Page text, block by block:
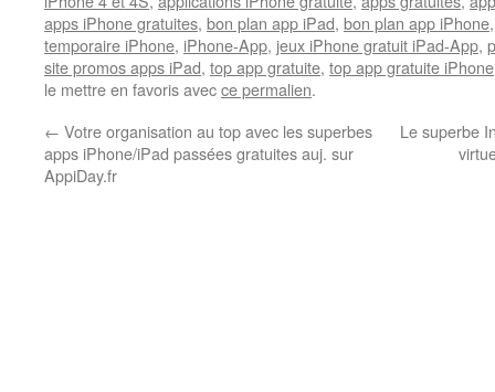
apps iPhone gratuites, bon plan app iPad, bon plan app iPhone
temporaire iPhone, iPhone-App, jeux iPhone gratuit iPad-App,
site promos apps iPad, top app gratuite, top app gratuite iPhone
le mettre en favoris avecce permalien.
← Votre organisation au top avec les superbes
apps iPhone/iPad passées gratuites auj. sur
AppiDay.fr
Le superbe